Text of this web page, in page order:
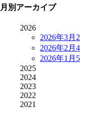
月別アーカイブ
2026
2026年3月 2
2026年2月 4
2026年1月 5
2025
2024
2023
2022
2021